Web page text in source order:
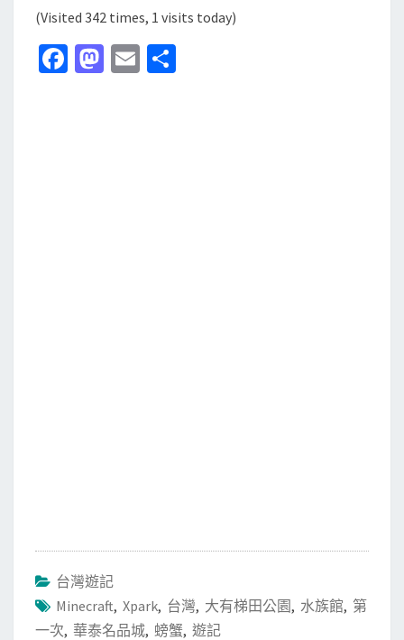
(Visited 342 times, 1 visits today)
Fa M E
台灣遊記
Minecraft, Xpark, 台灣, 大有梯田公園, 水族館, 第
一次, 華泰名品城, 螃蟹, 遊記